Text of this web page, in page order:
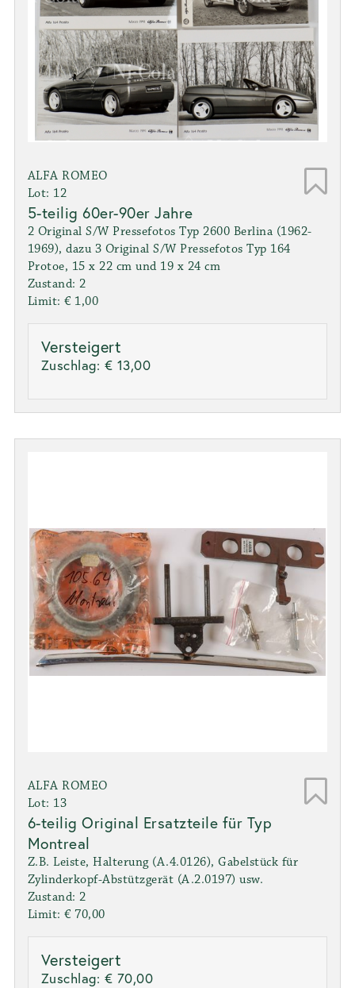
ALFA ROMEO
Lot: 12
5-teilig 60er-90er Jahre
2 Original S/W Pressefotos Typ 2600 Berlina (1962-
1969), dazu 3 Original S/W Pressefotos Typ 164
Protoe, 15 x 22 cm und 19 x 24 cm
Zustand: 2
Limit: € 1,00
Versteigert
Zuschlag: € 13,00
ALFA ROMEO
Lot: 13
6-teilig Original Ersatzteile für Typ
Montreal
Z.B. Leiste, Halterung (A.4.0126), Gabelstück für
Zylinderkopf-Abstützgerät (A.2.0197) usw.
Zustand: 2
Limit: € 70,00
Versteigert
Zuschlag: € 70,00